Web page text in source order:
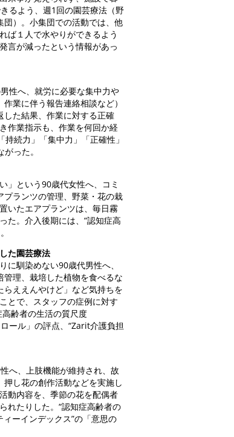
るよう、週1回の園芸療法（野
）。小集団での活動では、他
ば１人で水やりができるよう
言が減ったという情報があっ
性へ、就労に必要な集中力や
業に伴う報告連絡相談など）
た結果、作業に対する正確
作業指示も、作業を何回か経
続力」「集中力」「正確性」
った。
」という90歳代女性へ、コミ
プランツの管理、野菜・花の栽
いたエアプランツは、毎日霧
た。介入後期には、“認知症高
た園芸療法
馴染めない90歳代男性へ、
理、栽培した植物を食べるな
ええんやけど」など気持ちを
とで、スタッフの症例に対す
齢者の生活の質尺度
ール」の評点、“Zarit介護負担
へ、上肢機能が維持され、故
し花の創作活動などを実施し
動内容を、季節の花を配偶者
れたりした。“認知症高齢者の
ーインデックス”の「意思の